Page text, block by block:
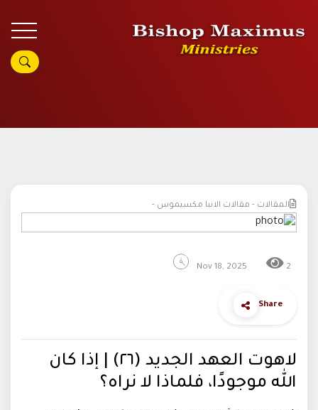
المقالات - مقالات الانبا مكسيموس -
Nov 18, 2025 2
Share
لاهوت العهد الجديد (٢٦) | إذا كان
الله موجودًا، فلماذا لا نراه؟